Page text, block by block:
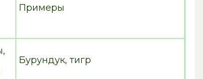
Примеры
Бурундук, тигр